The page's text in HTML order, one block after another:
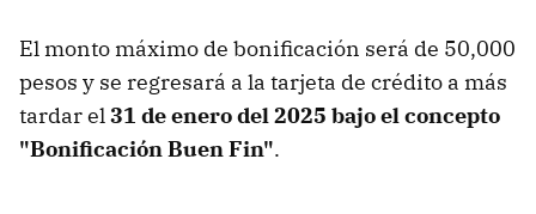
El monto máximo de bonificación será de 50,000
pesos y se regresará a la tarjeta de crédito a más
tardar el31 de enero del 2025 bajo el concepto
"Bonificación Buen Fin".